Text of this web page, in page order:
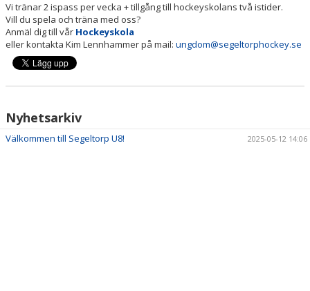
Vi tränar 2 ispass per vecka + tillgång till hockeyskolans två istider.
Vill du spela och träna med oss?
Anmäl dig till vår Hockeyskola
eller kontakta Kim Lennhammer på mail: ungdom@segeltorphockey.se
Nyhetsarkiv
Välkommen till Segeltorp U8! 2025-05-12 14:06